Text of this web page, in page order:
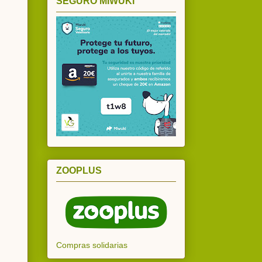
ZOOPLUS
Compras solidarias